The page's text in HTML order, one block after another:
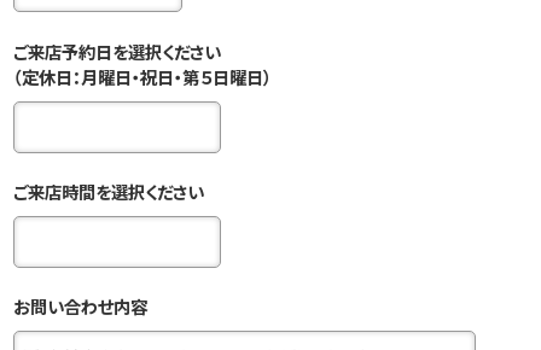
ご来店予約日を選択ください
（定休日：月曜日・祝日・第５日曜日）
ご来店時間を選択ください
お問い合わせ内容